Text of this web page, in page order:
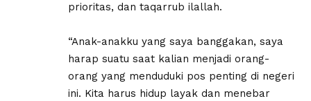
prioritas, dan taqarrub ilallah.
“Anak-anakku yang saya banggakan, saya
harap suatu saat kalian menjadi orang-
orang yang menduduki pos penting di negeri
ini. Kita harus hidup layak dan menebar